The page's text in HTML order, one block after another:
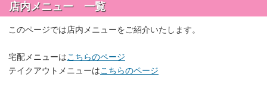
店内メニュー 一覧
このページでは店内メニューをご紹介いたします。
宅配メニューはこちらのページ
テイクアウトメニューはこちらのページ